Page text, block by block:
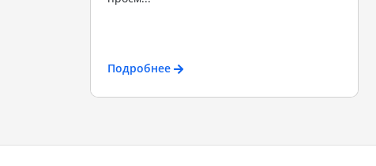
Подробнее